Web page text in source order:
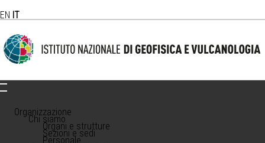
EN IT
Organizzazione
Chi siamo
Organi e strutture
Sezioni e sedi
Personale